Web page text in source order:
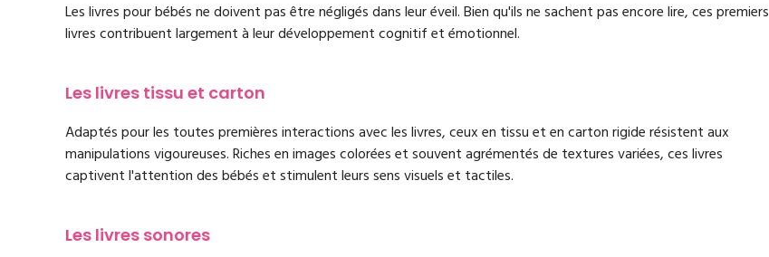
Les livres pour bébés ne doivent pas être négligés dans leur éveil. Bien qu'ils ne sachent pas encore lire, ces premiers
livres contribuent largement à leur développement cognitif et émotionnel.
Les livres tissu et carton
Adaptés pour les toutes premières interactions avec les livres, ceux en tissu et en carton rigide résistent aux
manipulations vigoureuses. Riches en images colorées et souvent agrémentés de textures variées, ces livres
captivent l'attention des bébés et stimulent leurs sens visuels et tactiles.
Les livres sonores